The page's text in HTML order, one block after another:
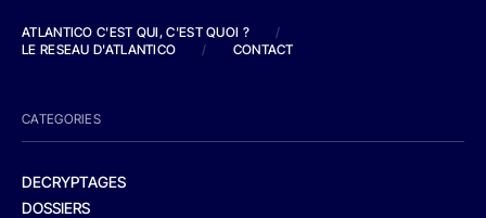
ATLANTICO C'EST QUI, C'EST QUOI ?
/
LE RESEAU D'ATLANTICO
/ CONTACT
CATEGORIES
DECRYPTAGES
DOSSIERS